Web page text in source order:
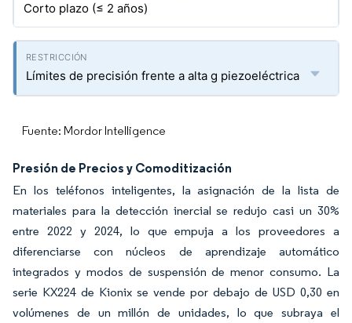
Corto plazo (≤ 2 años)
Límites de precisión frente a alta g piezoeléctrica
Fuente: Mordor Intelligence
Presión de Precios y Comoditización
En los teléfonos inteligentes, la asignación de la lista de
materiales para la detección inercial se redujo casi un 30%
entre 2022 y 2024, lo que empuja a los proveedores a
diferenciarse con núcleos de aprendizaje automático
integrados y modos de suspensión de menor consumo. La
serie KX224 de Kionix se vende por debajo de USD 0,30 en
volúmenes de un millón de unidades, lo que subraya el